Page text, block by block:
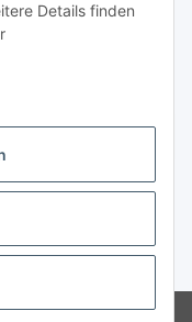
Details finden